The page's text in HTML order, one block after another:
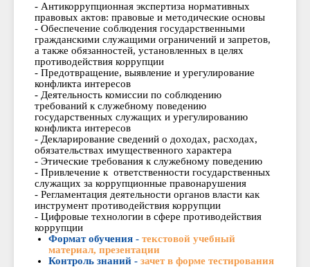
- Антикоррупционная экспертиза нормативных
правовых актов: правовые и методические основы
- Обеспечение соблюдения государственными
гражданскими служащими ограничений и запретов,
а также обязанностей, установленных в целях
противодействия коррупции
- Предотвращение, выявление и урегулирование
конфликта интересов
- Деятельность комиссии по соблюдению
требований к служебному поведению
государственных служащих и урегулированию
конфликта интересов
- Декларирование сведений о доходах, расходах,
обязательствах имущественного характера
- Этические требования к служебному поведению
- Привлечение к ответственности государственных
служащих за коррупционные правонарушения
- Регламентация деятельности органов власти как
инструмент противодействия коррупции
- Цифровые технологии в сфере противодействия
коррупции
Формат обучения - текстовой учебный
материал, презентации
Контроль знаний - зачет в форме тестирования